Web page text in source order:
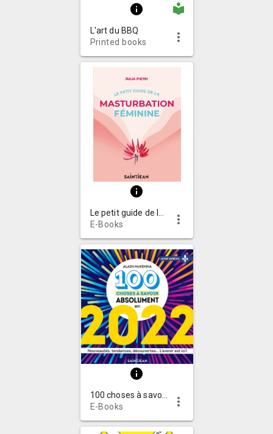
info local_library
L'art du BBQ
Printed books
more_vert
info
E-Books
more_vert
info
E-Books
more_vert